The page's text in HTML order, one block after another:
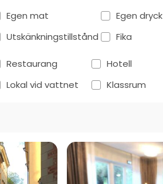
Egen mat Egen dryck
Utskänkningstillstånd
Fika
Restaurang Hotell
Lokal vid vattnet
Klassrum